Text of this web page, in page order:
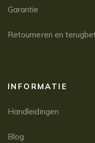
Garantie
Retourneren en
INFORMATIE
Handleidingen
Blog